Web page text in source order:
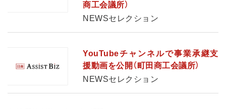
商工会議所）
NEWSセレクション
YouTubeチャンネルで事業承継支
援動画を公開（町田商工会議所）
NEWSセレクション